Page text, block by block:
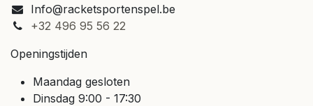
Info@racketsportenspel.be
+32 496 95 56 22
Openingstijden
Maandag gesloten
Dinsdag 9:00 - 17:30